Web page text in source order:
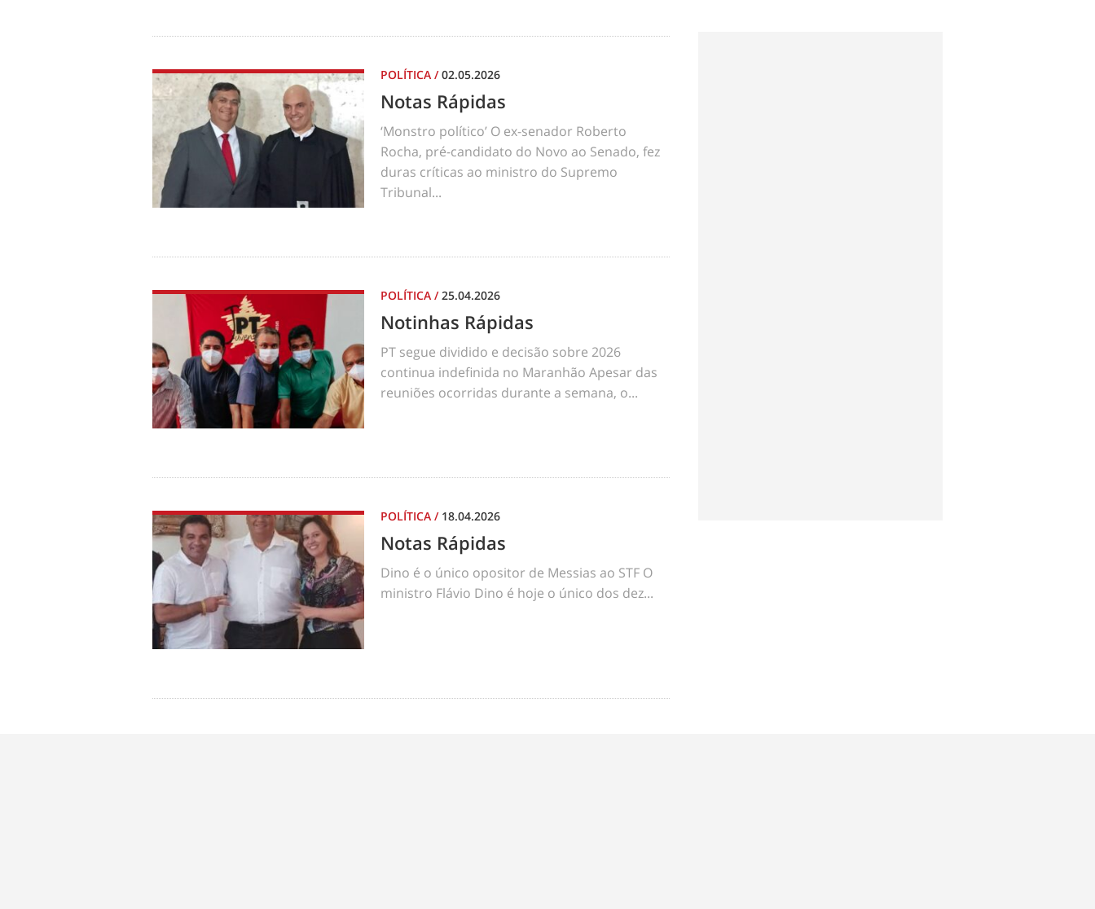
POLÍTICA /02.05.2026
Notas Rápidas
‘Monstro político’ O ex-senador Roberto
Rocha, pré-candidato do Novo ao Senado, fez
duras críticas ao ministro do Supremo
Tribunal...
POLÍTICA /25.04.2026
Notinhas Rápidas
PT segue dividido e decisão sobre 2026
continua indefinida no Maranhão Apesar das
reuniões ocorridas durante a semana, o...
POLÍTICA / 18.04.2026
Notas Rápidas
Dino é o único opositor de Messias ao STF O
ministro Flávio Dino é hoje o único dos dez...